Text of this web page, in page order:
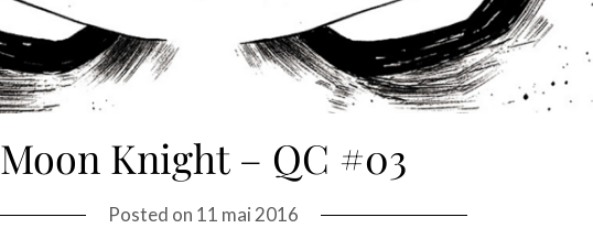
Moon Knight – QC #03
Posted on 11 mai 2016